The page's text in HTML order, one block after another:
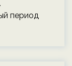
период